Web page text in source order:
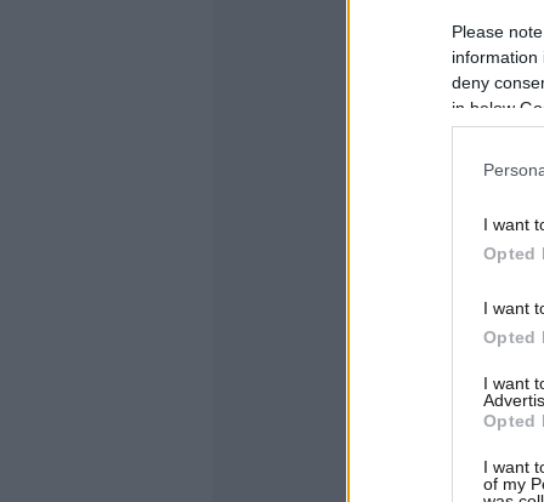
Please
information
deny
in below
I want
Opted
I want
Opted
I want
Opted
I want
of my